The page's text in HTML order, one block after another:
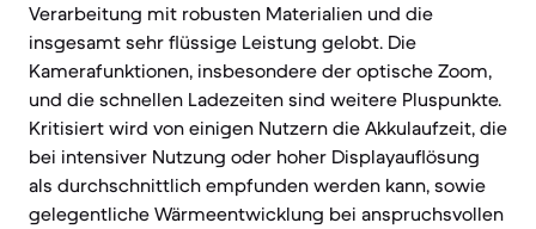
Verarbeitung mit robusten Materialien und die
insgesamt sehr flüssige Leistung gelobt. Die
Kamerafunktionen, insbesondere der optische Zoom,
und die schnellen Ladezeiten sind weitere Pluspunkte.
Kritisiert wird von einigen Nutzern die Akkulaufzeit, die
bei intensiver Nutzung oder hoher Displayauflösung
als durchschnittlich empfunden werden kann, sowie
gelegentliche Wärmeentwicklung bei anspruchsvollen